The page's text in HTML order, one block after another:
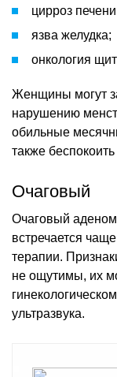
цирроз
язва желудка;
онкология
Женщины могут
нарушению
обильные
также
Очаговый
Очаговый
встречается
терапии.
не ощутимы, их
ультразвука.